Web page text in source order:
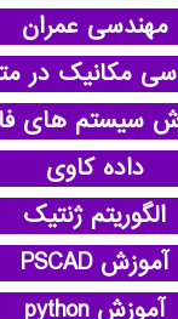
مهندسی عمران
مکانیک در
سیستم های
داده کاوی
الگوریتم ژنتیک
آموزش PSCAD
آموزش python